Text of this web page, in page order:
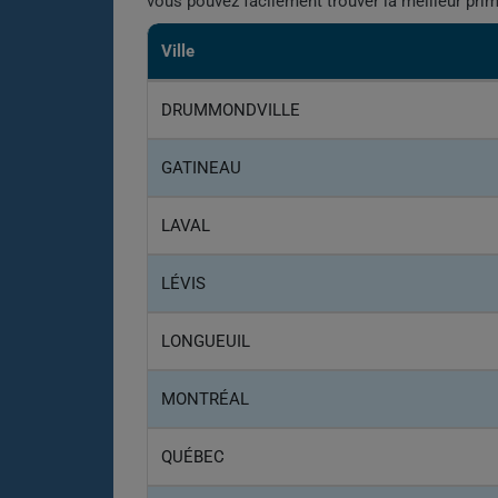
Ville
DRUMMONDVILLE
GATINEAU
LAVAL
LÉVIS
LONGUEUIL
MONTRÉAL
QUÉBEC